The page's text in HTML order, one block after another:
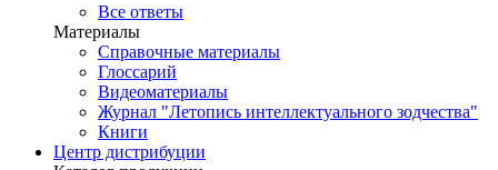
Все ответы
Материалы
Справочные материалы
Глоссарий
Видеоматериалы
Журнал "Летопись интеллектуального зодчества"
Книги
Центр дистрибуции